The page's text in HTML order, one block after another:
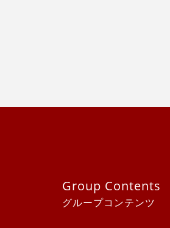
Group Contents
グループコンテンツ